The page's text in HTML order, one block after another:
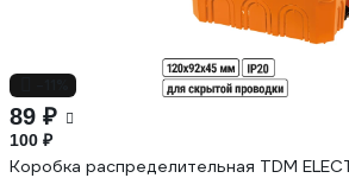
89 ₽
100 ₽
Коробка распределительная TDM